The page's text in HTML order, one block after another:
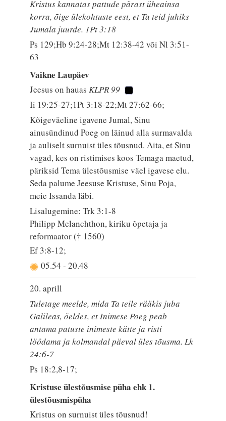
Kristus kannatas pattude pärast üheainsa
korra, õige ülekohtuste eest, et Ta teid juhiks
Jumala juurde. 1Pt 3:18
Ps 129;Hb 9:24-28;Mt 12:38-42 või Nl 3:51-
63
Vaikne Laupäev
Jeesus on hauas KLPR 99
Ii 19:25-27;1Pt 3:18-22;Mt 27:62-66;
Kõigeväeline igavene Jumal, Sinu
ainusündinud Poeg on läinud alla surmavalda
ja auliselt surnuist üles tõusnud. Aita, et Sinu
vagad, kes on ristimises koos Temaga maetud,
päriksid Tema ülestõusmise väel igavese elu.
Seda palume Jeesuse Kristuse, Sinu Poja,
meie Issanda läbi.
Lisalugemine: Trk 3:1-8
Philipp Melanchthon, kiriku õpetaja ja
reformaator († 1560)
Ef 3:8-12;
05.54-20.48
20. aprill
Tuletage meelde, mida Ta teile rääkis juba
Galileas, öeldes, et Inimese Poeg peab
antama patuste inimeste kätte ja risti
löödama ja kolmandal päeval üles tõusma. Lk
24:6-7
Ps 18:2,8-17;
Kristuse ülestõusmise püha ehk 1.
ülestõusmispüha
Kristus on surnuist üles tõusnud!